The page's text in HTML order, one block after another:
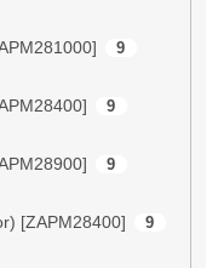
9
9
9
[ZAPM28400] 9